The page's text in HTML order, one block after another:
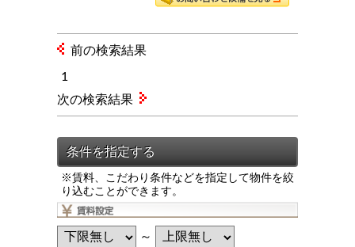
※賃料、こだわり条件などを指定して物件を絞
り込むことができます。
～
前の検索結果
1